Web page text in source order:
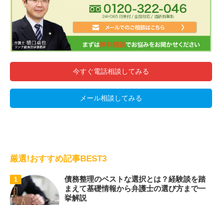
今すぐ電話相談してみる
メール相談してみる
厳選!おすすめ記事BEST3
1
債務整理のベストな選択とは？経験談を踏
まえて基礎情報から弁護士の選び方まで一
挙解説